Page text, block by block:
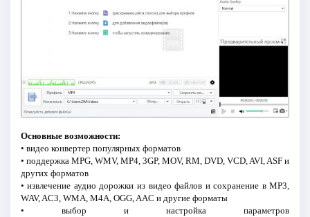
Основные возможности:
• видео конвертер популярных форматов
• поддержка MPG, WMV, MP4, 3GP, MOV, RM, DVD, VCD, AVI, ASF и
других форматов
• извлечение аудио дорожки из видео файлов и сохранение в MP3,
WAV, AC3, WMA, M4A, OGG, AAC и другие форматы
• выбор и настройка параметров